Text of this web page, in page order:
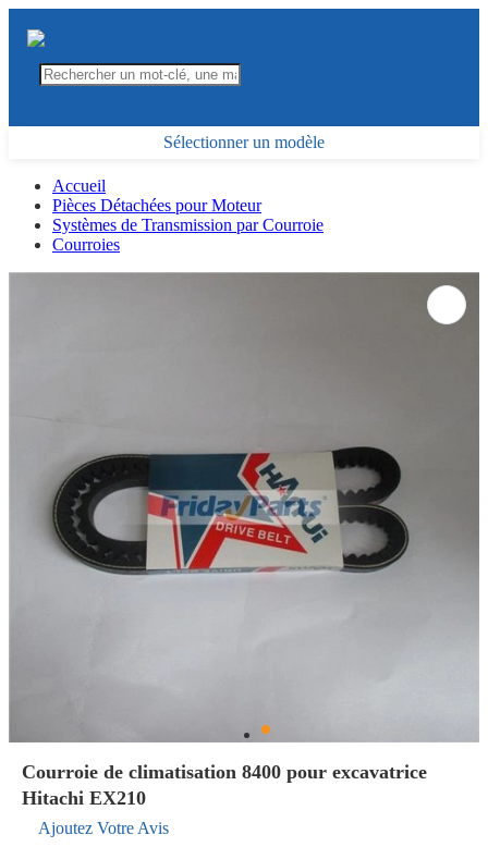
Sélectionner un modèle
Accueil
Pièces Détachées pour Moteur
Systèmes de Transmission par Courroie
Courroies
Courroie de climatisation 8400 pour excavatrice
Hitachi EX210
Ajoutez Votre Avis